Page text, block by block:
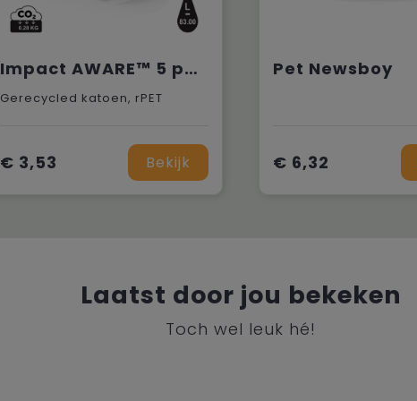
Impact AWARE™ 5 panel recycled katoenen truckercap
Gerecycled katoen, rPET
€ 3,53 Bekijk
Pet Newsboy
€ 6,32
Laatst door jou bekeken
Toch wel leuk hé!